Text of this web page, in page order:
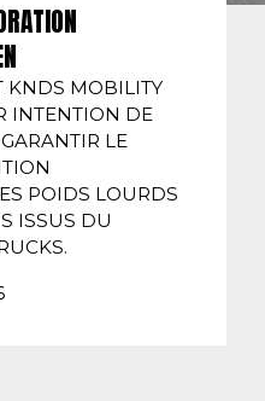
KNDS MOBILITY
INTENTION DE
LE
POIDS LOURDS
ISSUS DU